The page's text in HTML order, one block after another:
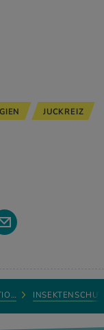
JUCKREIZ